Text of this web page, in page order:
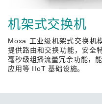
系我们
作伙伴专区
Moxa
机架式交换机
Moxa 工业级机架式交换机
提供路由和交换功能，安全
毫秒级组播流量冗余功能，
应用等 IIoT 基础设施。